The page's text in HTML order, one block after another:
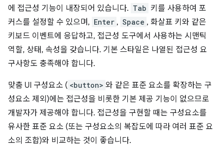
에 접근성 기능이 내장되어 있습니다. Tab 키를 사용하여 포
커스를 설정할 수 있으며, Enter , Space , 화살표 키와 같은
키보드 이벤트에 응답하고, 접근성 도구에서 사용하는 시맨틱
역할, 상태, 속성을 갖습니다. 기본 스타일은 나열된 접근성 요
구사항도 충족해야 합니다.
맞춤 UI 구성요소 ( <button> 와 같은 표준 요소를 확장하는 구
성요소 제외)에는 접근성을 비롯한 기본 제공 기능이 없으므로
개발자가 제공해야 합니다. 접근성을 구현할 때는 구성요소를
유사한 표준 요소 (또는 구성요소의 복잡도에 따라 여러 표준 요
소의 조합)와 비교하는 것이 좋습니다.